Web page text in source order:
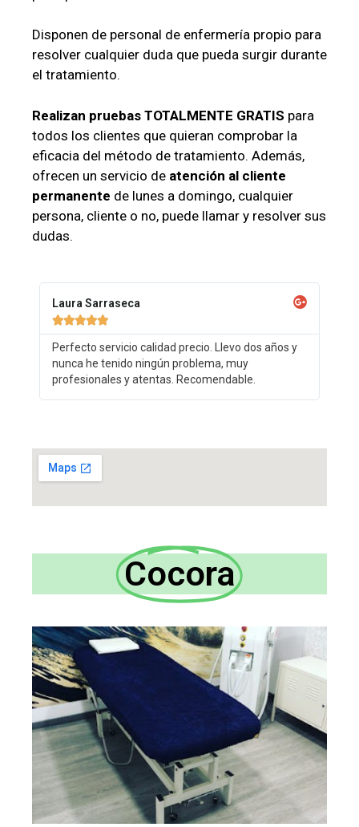
Disponen de personal de enfermería propio para
resolver cualquier duda que pueda surgir durante
el tratamiento.
Realizan pruebas TOTALMENTE GRATIS para
todos los clientes que quieran comprobar la
eficacia del método de tratamiento. Además,
ofrecen un servicio de atención al cliente
permanente de lunes a domingo, cualquier
persona, cliente o no, puede llamar y resolver sus
dudas.
Laura Sarraseca

Perfecto servicio calidad precio. Llevo dos años y
nunca he tenido ningún problema, muy
profesionales y atentas. Recomendable.
Cocora